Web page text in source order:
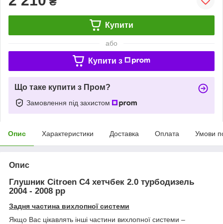
Купити
або
Купити з
Що таке купити з Пром?
Замовлення під захистом
Опис Характеристики Доставка Оплата Умови
Опис
Глушник Citroen C4 хетчбек 2.0 турбодизель
2004 - 2008 рр
Задня частина вихлопної системи
Якщо Вас цікавлять інші частини вихлопної системи –